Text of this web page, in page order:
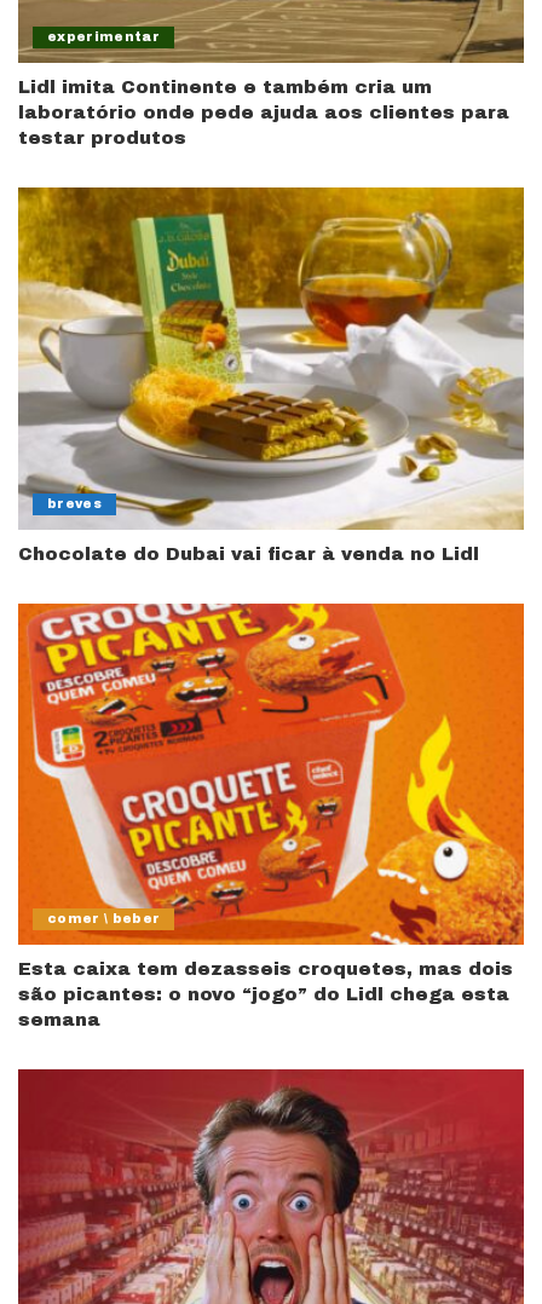
experimentar
Lidl imita Continente e também cria um
laboratório onde pede ajuda aos clientes para
testar produtos
breves
Chocolate do Dubai vai ficar à venda no Lidl
comer \ beber
Esta caixa tem dezasseis croquetes, mas dois
são picantes: o novo “jogo” do Lidl chega esta
semana